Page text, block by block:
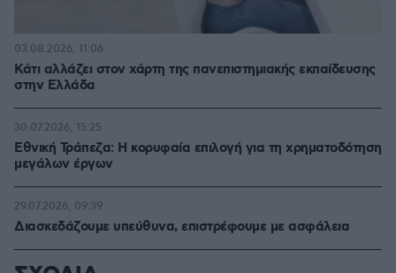
Κάτι αλλάζει στον χάρτη της πανεπιστημιακής εκπαίδευσης
στην Ελλάδα
03.08.2026, 11:06
Εθνική Τράπεζα: Η κορυφαία επιλογή για τη χρηματοδότηση
μεγάλων έργων
30.07.2026, 15:25
Διασκεδάζουμε υπεύθυνα, επιστρέφουμε με ασφάλεια
29.07.2026, 09:39